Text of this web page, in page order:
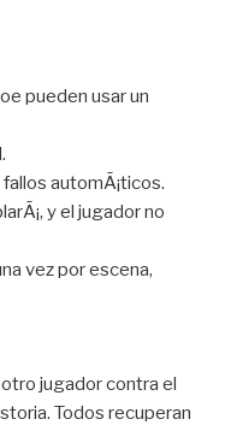
pueden usar un
automÃ¡ticos.
y el jugador no
vez por escena,
jugador contra el
Todos recuperan